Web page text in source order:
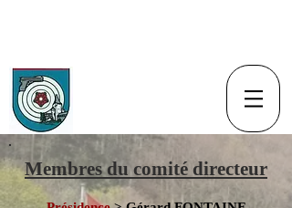
Membres du comité directeur